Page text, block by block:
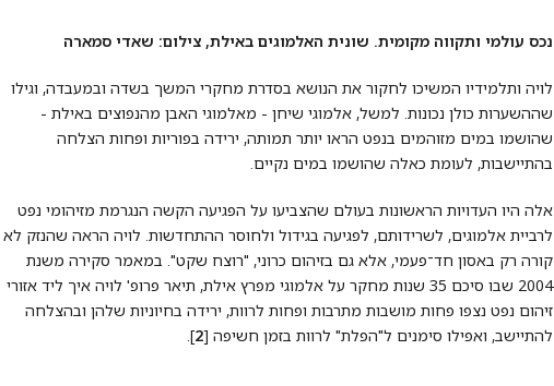
נכס עולמי ותקווה מקומית. שונית האלמוגים באילת, צילום: שאדי סמארה
לויה ותלמידיו המשיכו לחקור את הנושא בסדרת מחקרי המשך בשדה ובמעבדה, וגילו
שההשערות כולן נכונות. למשל, אלמוגי שיחן - מאלמוגי האבן מהנפוצים באילת -
שהושמו במים מזוהמים בנפט הראו יותר תמותה, ירידה בפוריות ופחות הצלחה
בהתיישבות, לעומת כאלה שהושמו במים נקיים.
אלה היו העדויות הראשונות בעולם שהצביעו על הפגיעה הקשה הנגרמת מזיהומי נפט
לרביית אלמוגים, לשרידותם, לפגיעה בגידול ולחוסר ההתחדשות. לויה הראה שהנזק לא
קורה רק באסון חד־פעמי, אלא גם בזיהום כרוני, "רוצח שקט". במאמר סקירה משנת
2004 שבו סיכם 35 שנות מחקר על אלמוגי מפרץ אילת, תיאר פרופ' לויה איך ליד אזורי
זיהום נפט נצפו פחות מושבות מתרבות ופחות לרוות, ירידה בחיוניות שלהן ובהצלחה
להתיישב, ואפילו סימנים ל"הפלת" לרוות בזמן חשיפה [2
].